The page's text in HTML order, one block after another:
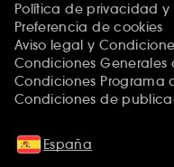
Política de privacidad y
Preferencia de cookies
Aviso legal y
Condiciones Generales
Condiciones Programa
Condiciones de
España